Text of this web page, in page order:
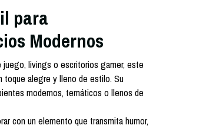
para
Modernos
livings o escritorios gamer, este
toque alegre y lleno de estilo. Su
modernos, temáticos o llenos de
con un elemento que transmita humor,